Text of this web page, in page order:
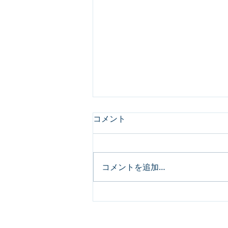
コメント
コメントを追加…